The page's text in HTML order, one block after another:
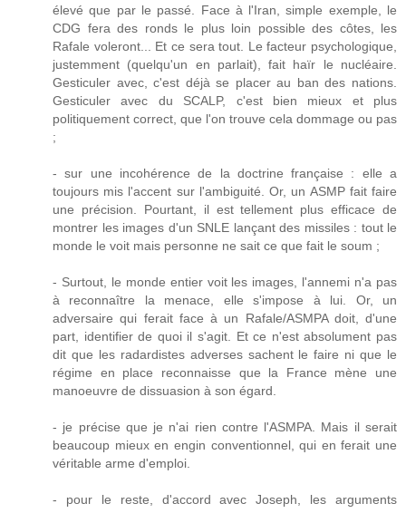
élevé que par le passé. Face à l'Iran, simple exemple, le
CDG fera des ronds le plus loin possible des côtes, les
Rafale voleront... Et ce sera tout. Le facteur psychologique,
justemment (quelqu'un en parlait), fait haïr le nucléaire.
Gesticuler avec, c'est déjà se placer au ban des nations.
Gesticuler avec du SCALP, c'est bien mieux et plus
politiquement correct, que l'on trouve cela dommage ou pas
;
- sur une incohérence de la doctrine française : elle a
toujours mis l'accent sur l'ambiguité. Or, un ASMP fait faire
une précision. Pourtant, il est tellement plus efficace de
montrer les images d'un SNLE lançant des missiles : tout le
monde le voit mais personne ne sait ce que fait le soum ;
- Surtout, le monde entier voit les images, l'annemi n'a pas
à reconnaître la menace, elle s'impose à lui. Or, un
adversaire qui ferait face à un Rafale/ASMPA doit, d'une
part, identifier de quoi il s'agit. Et ce n'est absolument pas
dit que les radardistes adverses sachent le faire ni que le
régime en place reconnaisse que la France mène une
manoeuvre de dissuasion à son égard.
- je précise que je n'ai rien contre l'ASMPA. Mais il serait
beaucoup mieux en engin conventionnel, qui en ferait une
véritable arme d'emploi.
- pour le reste, d'accord avec Joseph, les arguments